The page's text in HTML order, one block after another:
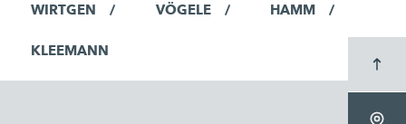
WIRTGEN VÖGELE HAMM
KLEEMANN